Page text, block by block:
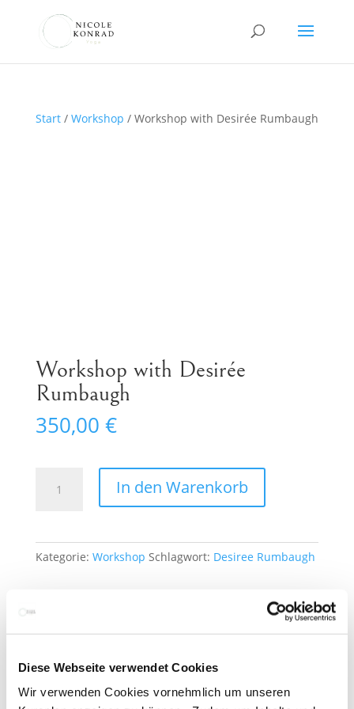
Diese Webseite verwendet Cookies
Wir verwenden Cookies vornehmlich um unseren
Start/ Workshop / Workshop with Desirée Rumbaugh
Workshop with Desirée
Rumbaugh
350,00 €
In den Warenkorb
Kategorie: Workshop Schlagwort: Desiree Rumbaugh
Beschreibung
Workshop with DESIRÉE